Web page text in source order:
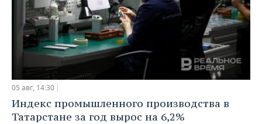
05 авг, 14:30
Индекс промышленного производства в
Татарстане за год вырос на 6,2%